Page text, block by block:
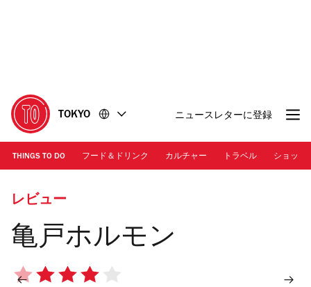
に
移
動
移
動
TOKYO ニュースレターに登録
THINGS TO DO フード＆ドリンク カルチャー トラベル ショッピ
レビュー
亀戸ホルモン
4